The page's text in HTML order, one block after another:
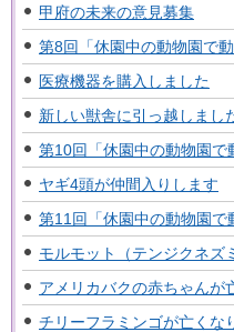
甲府の未来の意見募集
第8回「休園中の動物園で動
医療機器を購入しました
新しい獣舎に引っ越しまし
第10回「休園中の動物園で
ヤギ4頭が仲間入りします
第11回「休園中の動物園で
モルモット（テンジクネズ
アメリカバクの赤ちゃんが
チリーフラミンゴが亡くな